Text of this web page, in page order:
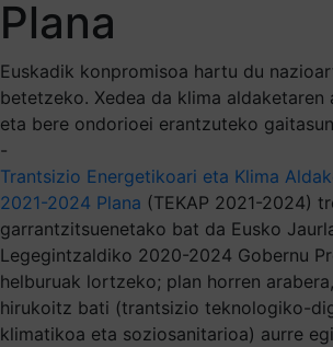
Plana
Euskadik konpromisoa hartu du
betetzeko. Xedea da klima aldaketaren
eta bere ondorioei erantzuteko
-
Trantsizio Energetikoari eta Klima
2021-2024 Plana (TEKAP 2021-2024)
garrantzitsuenetako bat da Eusko
Legegintzaldiko 2020-2024 Gobernu
helburuak lortzeko; plan horren
hirukoitz bati (trantsizio teknologiko-
klimatikoa eta soziosanitarioa) aurre